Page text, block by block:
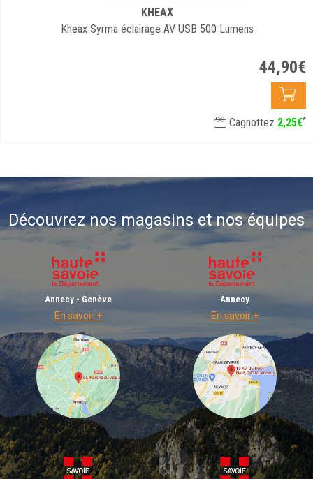
KHEAX
Kheax Syrma éclairage AV USB 500 Lumens
44,90€
Cagnottez 2,25€*
Découvrez nos magasins et nos équipes
Annecy - Genève
En savoir +
Annecy
En savoir +